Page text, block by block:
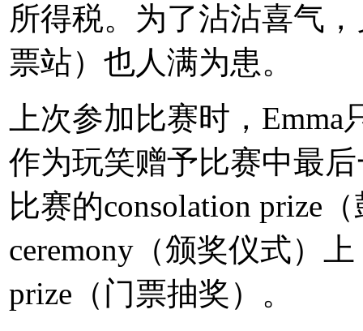
所得税。为了沾沾喜气
票站）也人满为患。
上次参加比赛时，
作为玩笑赠予比赛中最
比赛的consolation prize
ceremony（颁奖仪式）
prize（门票抽奖）。